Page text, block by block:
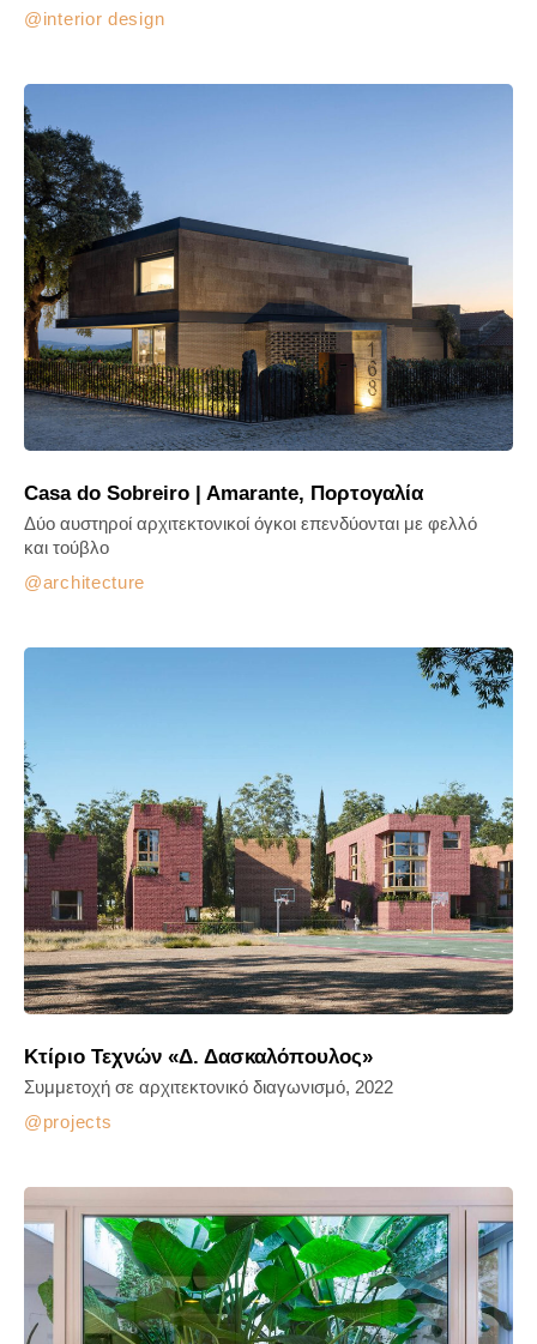
interior design
Casa do Sobreiro | Amarante, Πορτογαλία
architecture
Δύο αυστηροί αρχιτεκτονικοί όγκοι επενδύονται με φελλό
και τούβλο
Κτίριο Τεχνών «Δ. Δασκαλόπουλος»
projects
Συμμετοχή σε αρχιτεκτονικό διαγωνισμό, 2022